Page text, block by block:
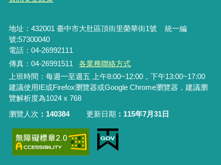
地址：432001 臺中市大肚區頂街里榮華街1號 統一編
號:57300040
電話：04-26992111
傳真：04-26991511
各業務聯絡方式
上班時間：每週一至週五 上午8:00~12:00，下午13:00~17:00
建議使用IE或Firefox瀏覽器或Google Chrome瀏覽器，建議瀏
覽解析度為1024 x 768
瀏覽人次
140384 更新日期 115年7月31日